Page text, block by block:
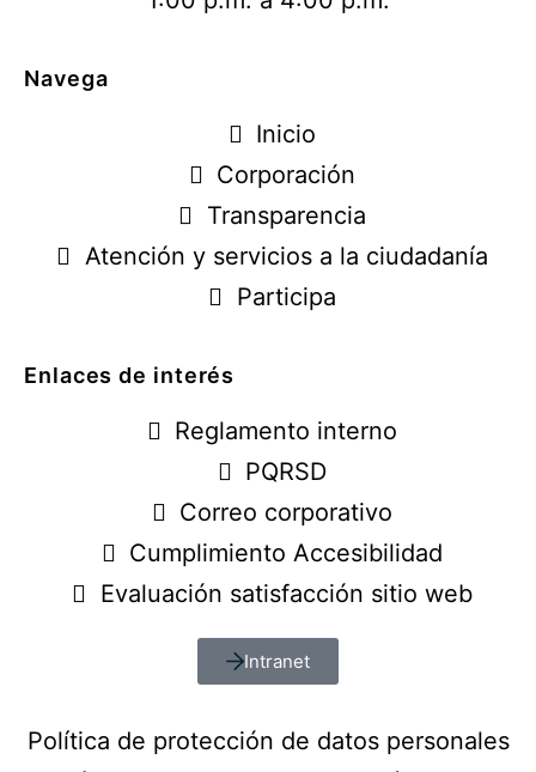
Navega
Inicio
Corporación
Transparencia
Atención y servicios a la ciudadanía
Participa
Enlaces de interés
Reglamento interno
PQRSD
Correo corporativo
Cumplimiento Accesibilidad
Evaluación satisfacción sitio web
Intranet
Política de protección de datos personales